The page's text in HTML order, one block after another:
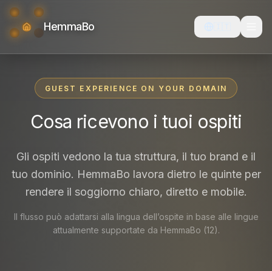
HemmaBo
GUEST EXPERIENCE ON YOUR DOMAIN
Cosa ricevono i tuoi ospiti
Gli ospiti vedono la tua struttura, il tuo brand e il
tuo dominio. HemmaBo lavora dietro le quinte per
rendere il soggiorno chiaro, diretto e mobile.
Il flusso può adattarsi alla lingua dell’ospite in base alle lingue
attualmente supportate da HemmaBo (12).